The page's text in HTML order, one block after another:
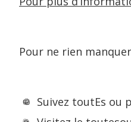
Pour ne rien
Suivez toutEs ou